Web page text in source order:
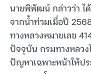
นายพิพัฒน์ กล่าวว่า ไ
จากน้ำท่วมเมื่อปี
ทางหลวงหมายเลข
ปัจจุบัน กรมทางหลว
ปัญหาเฉพาะหน้าให้ป